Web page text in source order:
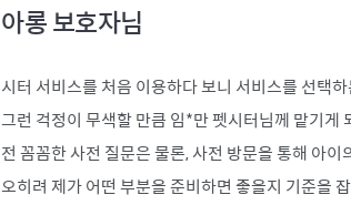
아롱 보호자님
시터 서비스를 처음 이용하다 보니 서비스를 선택
그런 걱정이 무색할 만큼 임*만 펫시터님께 맡기게
전 꼼꼼한 사전 질문은 물론, 사전 방문을 통해 아
오히려 제가 어떤 부분을 준비하면 좋을지 기준을